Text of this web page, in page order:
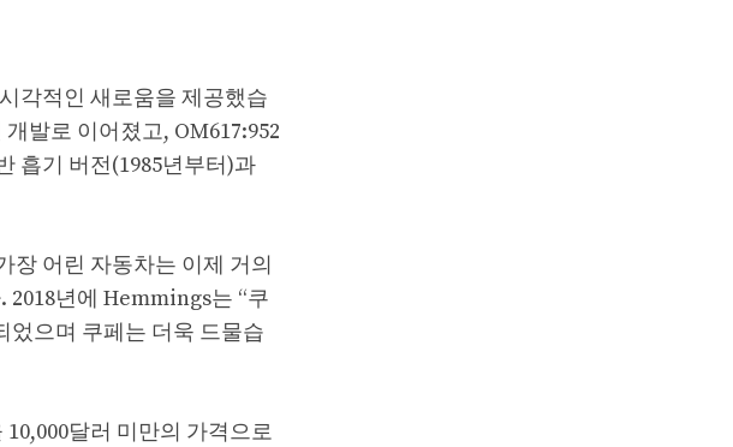
각적인 새로움을 제공했습
발로 이어졌고, OM617:952
흡기 버전(1985년부터)과
장 어린 자동차는 이제 거의
2018년에 Hemmings는 “쿠
었으며 쿠페는 더욱 드물습
달러 미만의 가격으로